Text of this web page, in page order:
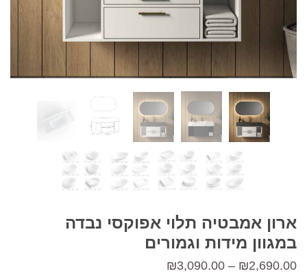
ארון אמבטיה תלוי אפוקסי נבדה
במגוון מידות וגמורים
₪2,690.00
–
₪3,090.00